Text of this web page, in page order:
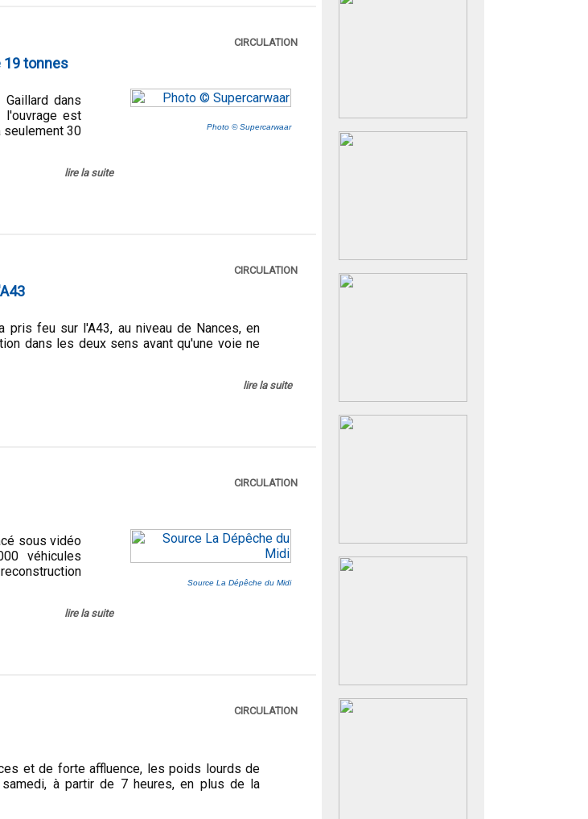
CIRCULATION
19 tonnes
dans
est
30
lire la suite
Photo © Supercarwaar
CIRCULATION
pris feu sur l'A43, au niveau de Nances, en
dans les deux sens avant qu'une voie ne
lire la suite
CIRCULATION
sous vidéo
véhicules
lire la suite
Source La Dépêche du Midi
CIRCULATION
et de forte affluence, les poids lourds de
à partir de 7 heures, en plus de la